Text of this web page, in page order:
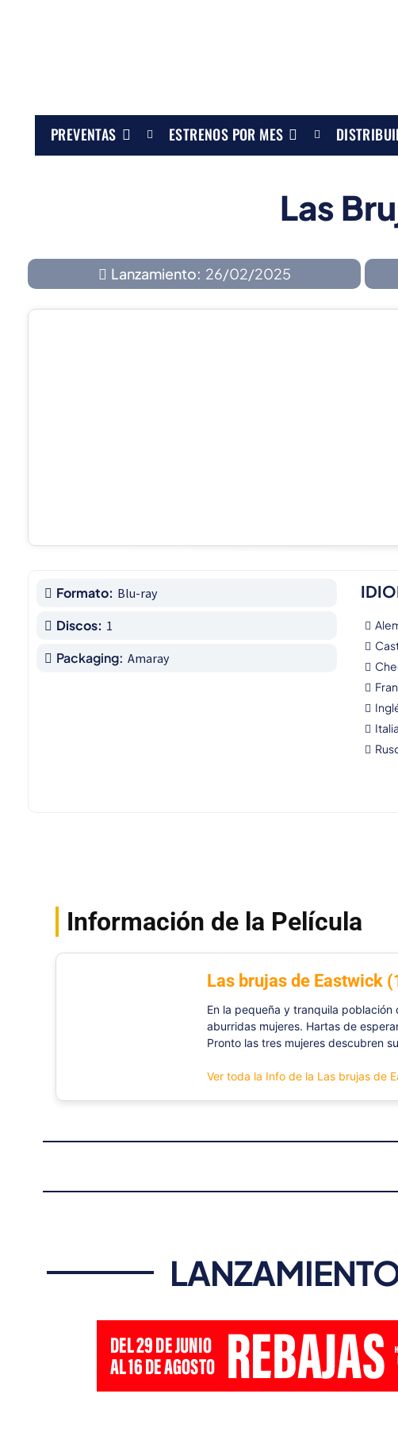
PREVENTAS ESTRENOS POR MES
Las
Lanzamiento: 26/02/2025
Formato: Blu-ray
Discos: 1
Packaging: Amaray
Información de la Película
Las brujas de Eastwick
En la pequeña y tranquila
aburridas mujeres. Hartas de
Pronto las tres mujeres descubren
Ver toda la Info de la Las brujas de